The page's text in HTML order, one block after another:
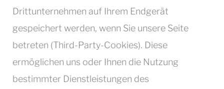
Drittunternehmen auf Ihrem Endgerät
gespeichert werden, wenn Sie unsere Seite
betreten (Third-Party-Cookies). Diese
ermöglichen uns oder Ihnen die Nutzung
bestimmter Dienstleistungen des